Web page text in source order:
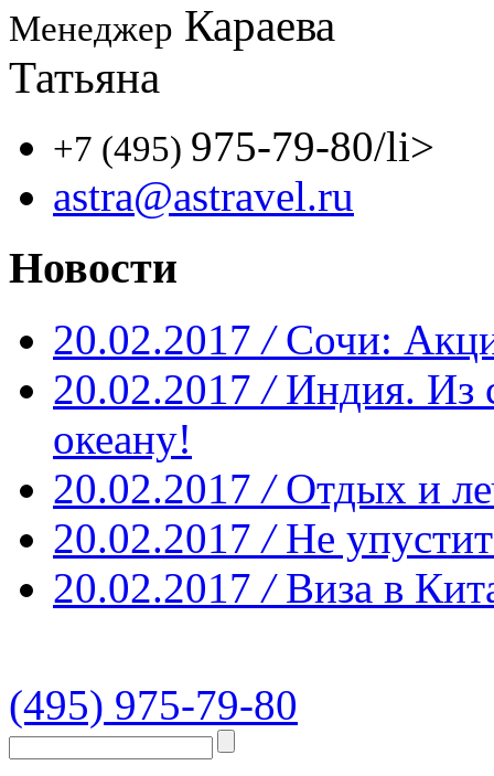
Менеджер Караева
Татьяна
+7 (495) 975-79-80/li>
astra@astravel.ru
Новости
20.02.2017 / Сочи:
20.02.2017 / Индия. Из
океану!
20.02.2017 / Отдых и
20.02.2017 / Не
20.02.2017 / Виза в
(495) 975-79-80